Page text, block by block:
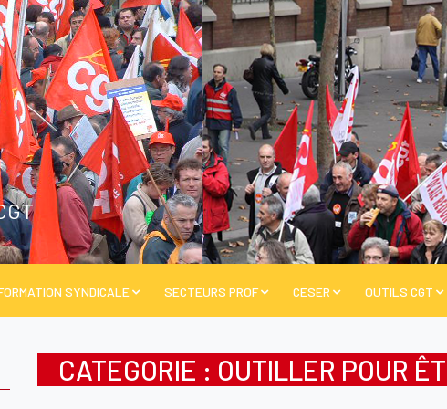
SYNDICALE SECTEURS PROF CESER OUTILS CGT
CATEGORIE : OUTILLER POUR